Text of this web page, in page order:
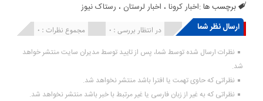
برچسب ها :اخبار کرونا ، اخبار لرستان ، رستاک نیوز
ارسال نظر شما
مجموع نظرات : 0 در انتظار بررسی : 0 انتشار یافته : ۰
نظرات ارسال شده توسط شما، پس از تایید توسط مدیران سایت منتشر خواهد
شد.
نظراتی که حاوی تهمت یا افترا باشد منتشر نخواهد شد.
نظراتی که به غیر از زبان فارسی یا غیر مرتبط با خبر باشد منتشر نخواهد شد.